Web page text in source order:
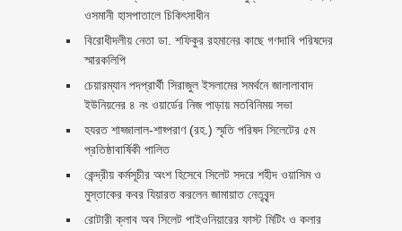
ওসমানী হাসপাতালে চিকিৎসাধীন
বিরোধীদলীয় নেতা ডা. শফিকুর রহমানের কাছে গণদাবি পরিষদের
স্মারকলিপি ‎
চেয়ারম্যান পদপ্রার্থী সিরাজুল ইসলামের সমর্থনে জালালাবাদ
ইউনিয়নের ৪ নং ওয়ার্ডের নিজ পাড়ায় মতবিনিময় সভা
হযরত শাহ্জালাল-শাহ্পরাণ (রহ.) স্মৃতি পরিষদ সিলেটের ৫ম
প্রতিষ্ঠাবার্ষিকী পালিত ‎​
কেন্দ্রীয় কর্মসূচীর অংশ হিসেবে সিলেট সদরে শহীদ ওয়াসিম ও
মুস্তাকের কবর যিয়ারত করলেন জামায়াত নেতৃবৃন্দ ‎
রোটারী ক্লাব অব সিলেট পাইওনিয়ারের ফাস্ট মিটিং ও কলার